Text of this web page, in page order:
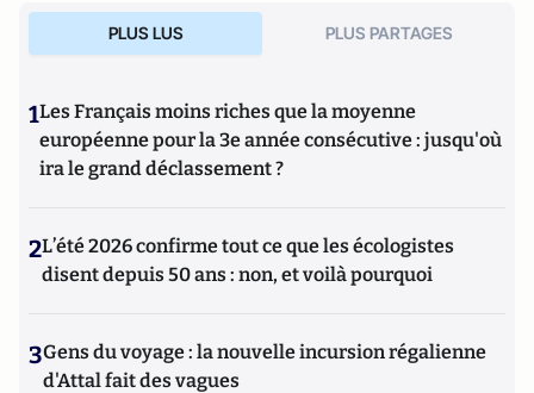
PLUS LUS PLUS PARTAGES
1Les Français moins riches que la moyenne
européenne pour la 3e année consécutive : jusqu'où
ira le grand déclassement ?
2L’été 2026 confirme tout ce que les écologistes
disent depuis 50 ans : non, et voilà pourquoi
3Gens du voyage : la nouvelle incursion régalienne
d'Attal fait des vagues